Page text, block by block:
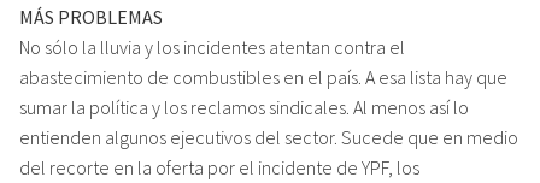
MÁS PROBLEMAS
No sólo la lluvia y los incidentes atentan contra el
abastecimiento de combustibles en el país. A esa lista hay que
sumar la política y los reclamos sindicales. Al menos así lo
entienden algunos ejecutivos del sector. Sucede que en medio
del recorte en la oferta por el incidente de YPF, los